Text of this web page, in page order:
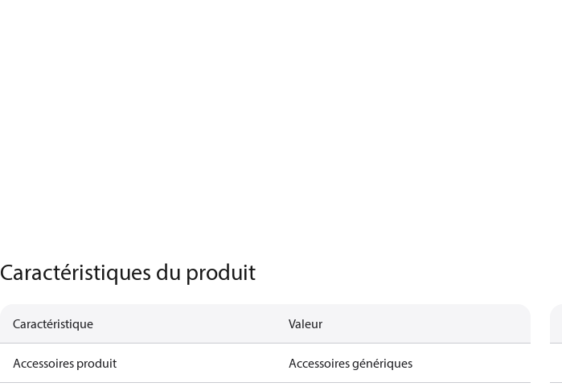
Caractéristiques du produit
Caractéristique Valeur
Accessoires produit Accessoires génériques